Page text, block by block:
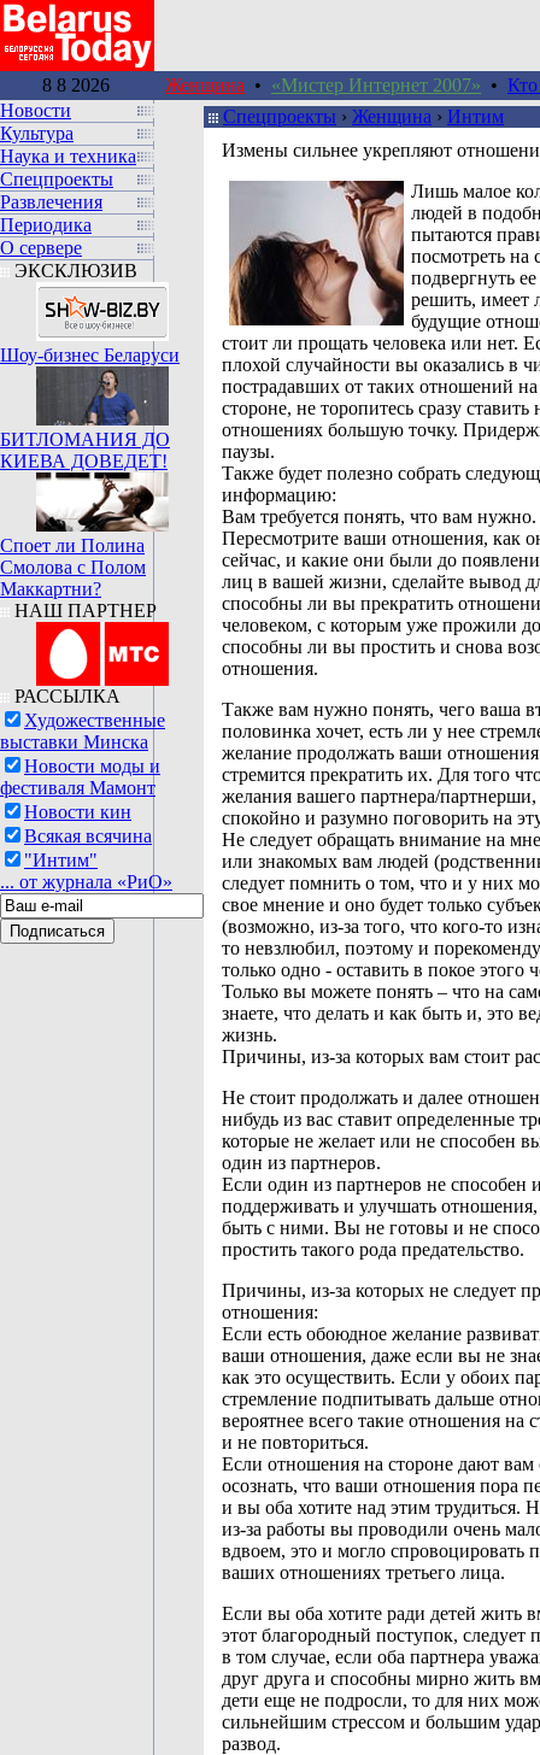
8 8 2026 Женщина • «Мистер Интернет 2007» • Кто
Новости
Культура
Наука и техника
Спецпроекты
Развлечения
Периодика
О сервере
ЭКСКЛЮЗИВ
Шоу-бизнес Беларуси
БИТЛОМАНИЯ ДО
КИЕВА ДОВЕДЕТ!
Споет ли Полина
Смолова с Полом
Маккартни?
НАШ ПАРТНЕР
РАССЫЛКА
Художественные
выставки Минска
Новости моды и
фестиваля Мамонт
Новости кин
Всякая всячина
"Интим"
... от журнала «РиО»
Спецпроекты › Женщина › Интим
Измены сильнее укрепляют
Лишь малое
людей в
пытаются
посмотреть на
подвергнуть
решить, имеет
будущие
стоит ли прощать человека или нет.
плохой случайности вы оказались в
пострадавших от таких отношений
стороне, не торопитесь сразу
отношениях большую точку.
паузы.
Также будет полезно собрать
информацию:
Вам требуется понять, что вам нужно.
Пересмотрите ваши отношения, как
сейчас, и какие они были до
лиц в вашей жизни, сделайте вывод
способны ли вы прекратить
человеком, с которым уже прожили
способны ли вы простить и снова
отношения.
Также вам нужно понять, чего ваша
половинка хочет, есть ли у нее
желание продолжать ваши
стремится прекратить их. Для того
желания вашего партнера/партнерши,
спокойно и разумно поговорить на
Не следует обращать внимание на
или знакомых вам людей
следует помнить о том, что и у них
свое мнение и оно будет только
(возможно, из-за того, что кого-то
то невзлюбил, поэтому и
только одно - оставить в покое этого
Только вы можете понять – что на
знаете, что делать и как быть и, это
жизнь.
Причины, из-за которых вам стоит
Не стоит продолжать и далее
нибудь из вас ставит определенные
которые не желает или не способен
один из партнеров.
Если один из партнеров не способен
поддерживать и улучшать
быть с ними. Вы не готовы и не
простить такого рода предательство.
Причины, из-за которых не следует
отношения:
Если есть обоюдное желание
ваши отношения, даже если вы не
как это осуществить. Если у обоих
стремление подпитывать дальше
вероятнее всего такие отношения на
и не повториться.
Если отношения на стороне дают вам
осознать, что ваши отношения пора
и вы оба хотите над этим трудиться.
из-за работы вы проводили очень
вдвоем, это и могло спровоцировать
ваших отношениях третьего лица.
Если вы оба хотите ради детей жить
этот благородный поступок, следует
в том случае, если оба партнера
друг друга и способны мирно жить
дети еще не подросли, то для них
сильнейшим стрессом и большим
развод.